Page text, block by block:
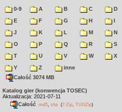
0-9 A B C
D
E
F G H
I
J
K L M
N
O
P Q R
S
T
U V W
X
Y
Z
inne
Całość 3074 MB
Katalog gier (konwencja TOSEC)
Aktualizacja: 2021-07-11
Całość md5 sha (7-Zip TUGZip)